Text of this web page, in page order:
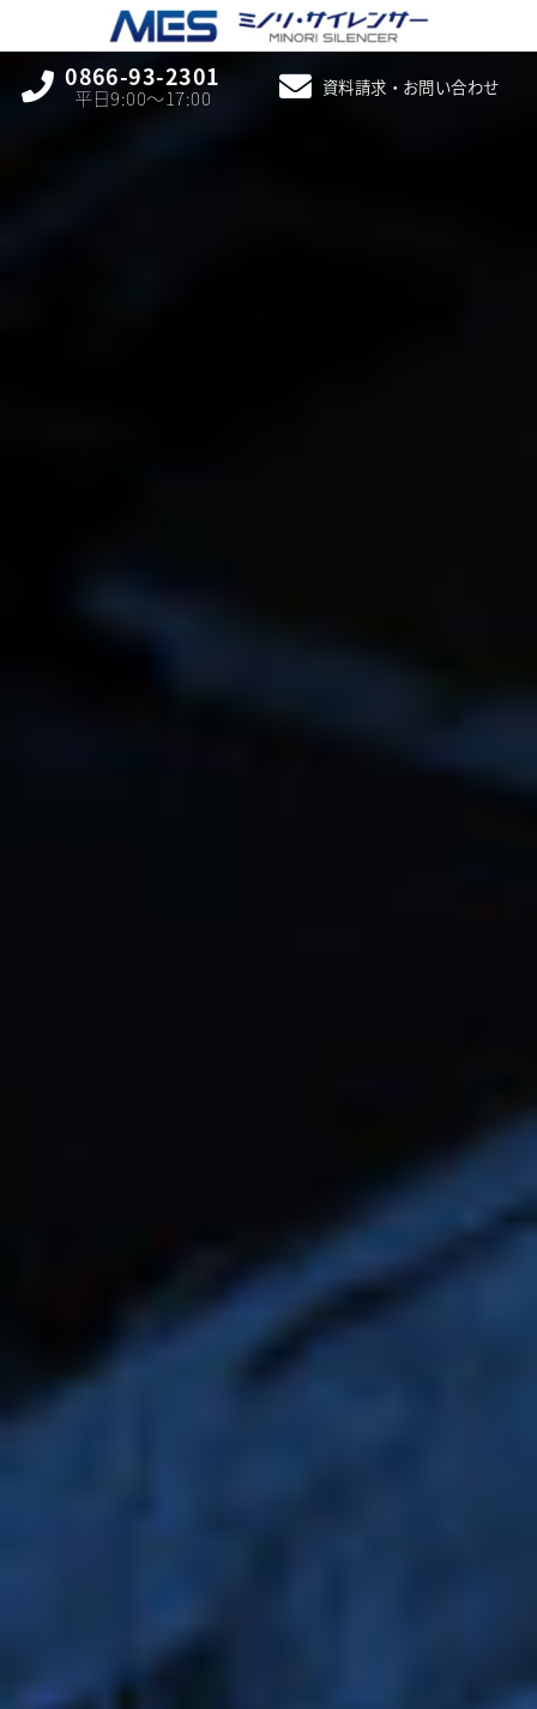
0866-93-2301
平日9:00〜17:00 資料請求・お問い合わせ